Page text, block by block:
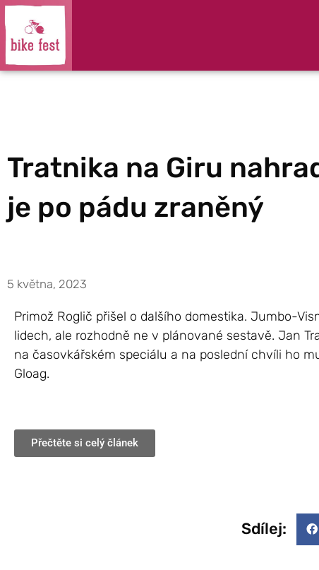
Tratnika na Giru
je po pádu zraněný
5 května, 2023
Primož Roglič přišel o dalšího domestika. Jumbo-
lidech, ale rozhodně ne v plánované sestavě. Jan
na časovkářském speciálu a na poslední chvíli ho
Gloag.
Přečtěte si celý článek
Sdílej: